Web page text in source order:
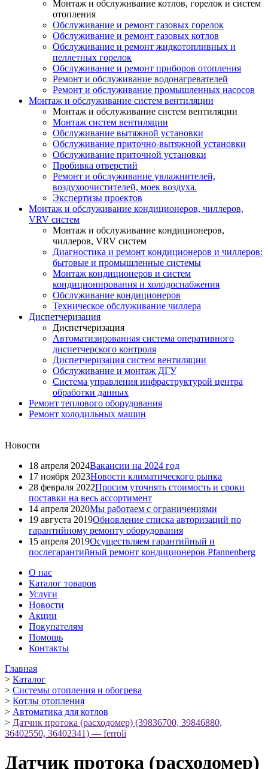
Монтаж и обслуживание котлов, горелок и систем
отопления
Обслуживание и ремонт газовых горелок
Обслуживание и ремонт газовых котлов
Обслуживание и ремонт жидкотопливных и
пеллетных горелок
Обслуживание и ремонт приборов отопления
Ремонт и обслуживание водонагревателей
Ремонт и обслуживание промышленных насосов
Монтаж и обслуживание систем вентиляции
Монтаж и обслуживание систем вентиляции
Монтаж систем вентиляции
Обслуживание вытяжной установки
Обслуживание приточно-вытяжной установки
Обслуживание приточной установки
Пробивка отверстий
Ремонт и обслуживание увлажнителей,
воздухоочистителей, моек воздуха.
Экспертизы проектов
Монтаж и обслуживание кондиционеров, чиллеров,
VRV систем
Монтаж и обслуживание кондиционеров,
чиллеров, VRV систем
Диагностика и ремонт кондиционеров и чиллеров:
бытовые и промышленные системы
Монтаж кондиционеров и систем
кондиционирования и холодоснабжения
Обслуживание кондиционеров
Техническое обслуживание чиллера
Диспетчеризация
Диспетчеризация
Автоматизированная система оперативного
диспетчерского контроля
Диспетчеризация систем вентиляции
Обслуживание и монтаж ДГУ
Система управления инфраструктурой центра
обработки данных
Ремонт теплового оборудования
Ремонт холодильных машин
Новости
18 апреля 2024Вакансии на 2024 год
17 ноября 2023Новости климатического рынка
28 февраля 2022Просим уточнять стоимость и сроки
поставки на весь ассортимент
14 апреля 2020Мы работаем с ограничениями
19 августа 2019Обновление списка авторизаций по
гарантийному ремонту оборудования
15 апреля 2019Осуществляем гарантийный и
послегарантийный ремонт кондиционеров Pfannenberg
О нас
Каталог товаров
Услуги
Новости
Акции
Покупателям
Помощь
Контакты
Главная
> Каталог
> Системы отопления и обогрева
> Котлы отопления
> Автоматика для котлов
> Датчик протока (расходомер) (39836700, 39846880,
36402550, 36402341) — ferroli
Датчик протока (расходомер)